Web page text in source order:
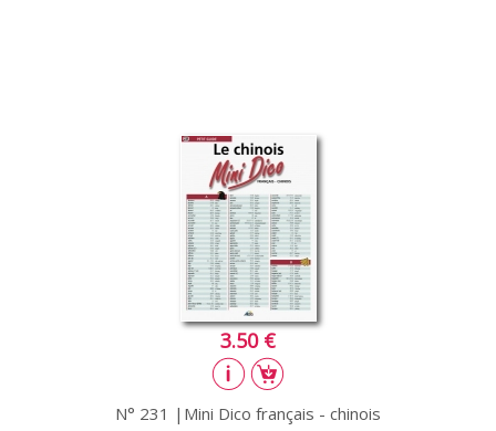
3.50 €
N° 231 |Mini Dico français - chinois